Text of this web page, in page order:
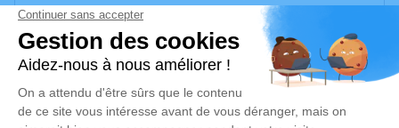
vos condoléances, partager des photos souvenirs, une
anecdote ou exprimer vos pensées à travers des
poèmes ou des textes. Cet endroit est un lieu
d'expression dédié à honorer la mémoire d’Elie
MARCEL.